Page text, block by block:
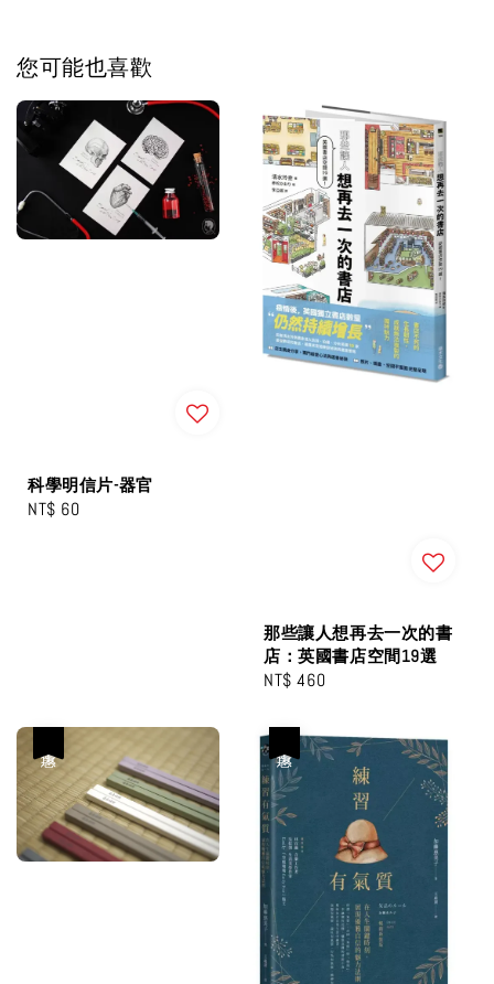
您可能也喜歡
科學明信片-器官
Regular
NT$ 60
那些讓人想再去一次的書
店：英國書店空間19選
Regular
NT$ 460